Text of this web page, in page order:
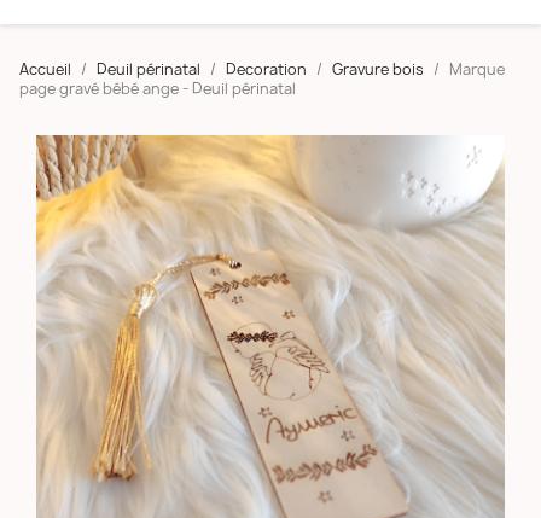
Accueil Deuil périnatal Decoration Gravure bois
Marque
page gravé bébé ange - Deuil périnatal